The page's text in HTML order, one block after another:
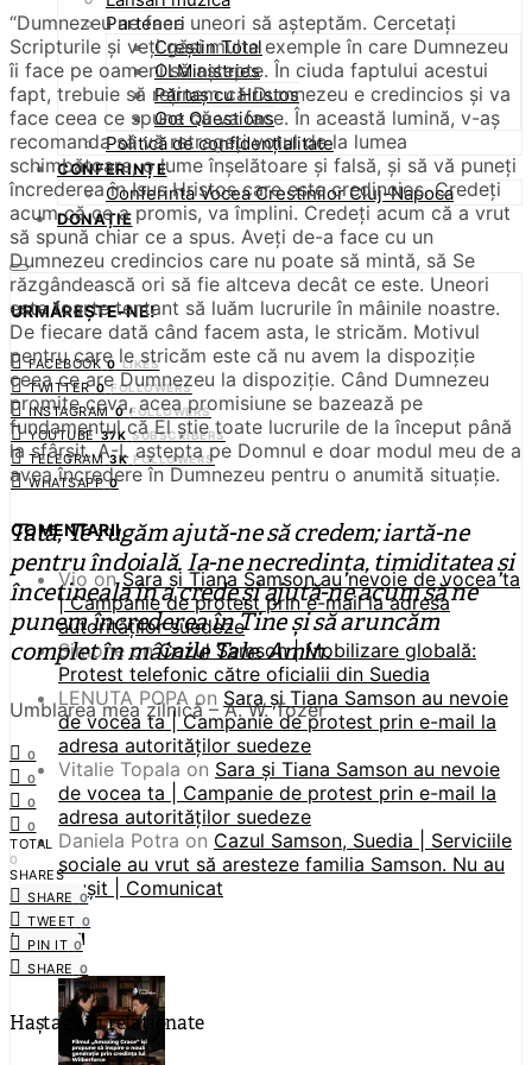
Parteneri
Creștin Total
OLMinistries
Părtaș cu Hristos
Got Questions
Politică de confidențialitate
CONFERINȚE
Conferinta Vocea Crestinilor Cluj-Napoca
DONAȚIE
URMĂREȘTE-NE!
FACEBOOK 0 LIKES
TWITTER 0 FOLLOWERS
INSTAGRAM 0 FOLLOWERS
YOUTUBE 37K SUBSCRIBERS
TELEGRAM 3K FOLLOWERS
WHATSAPP 0
COMENTARII
Vio onSara și Tiana Samson au nevoie de vocea ta
| Campanie de protest prin e-mail la adresa
autorităților suedeze
Simone onCazul Samson | Mobilizare globală:
Protest telefonic către oficialii din Suedia
LENUTA POPA on Sara și Tiana Samson au nevoie
de vocea ta | Campanie de protest prin e-mail la
adresa autorităților suedeze
Vitalie Topala on Sara și Tiana Samson au nevoie
de vocea ta | Campanie de protest prin e-mail la
adresa autorităților suedeze
Daniela Potra on Cazul Samson, Suedia | Serviciile
sociale au vrut să aresteze familia Samson. Nu au
reușit | Comunicat
NOUTĂȚI
“Dumnezeu ne face uneori să așteptăm. Cercetați
Scripturile și veți găsi multe exemple în care Dumnezeu
îi face pe oameni să aștepte. În ciuda faptului acestui
fapt, trebuie să reținem că Dumnezeu e credincios și va
face ceea ce spune că va face. În această lumină, v-aș
recomanda să vă retrageți votul de la lumea
schimbătoare, o lume înșelătoare și falsă, și să vă puneți
încrederea în Isus Hristos care este credincios. Credeți
acum că ce a promis, va împlini. Credeți acum că a vrut
să spună chiar ce a spus. Aveți de-a face cu un
Dumnezeu credincios care nu poate să mintă, să Se
răzgândească ori să fie altceva decât ce este. Uneori
este foarte tentant să luăm lucrurile în mâinile noastre.
De fiecare dată când facem asta, le stricăm. Motivul
pentru care le stricăm este că nu avem la dispoziție
ceea ce are Dumnezeu la dispoziție. Când Dumnezeu
promite ceva, acea promisiune se bazează pe
fundamentul că El știe toate lucrurile de la început până
la sfârșit. A-L aștepta pe Domnul e doar modul meu de a
avea încredere în Dumnezeu pentru o anumită situație.
Tată, Te rugăm ajută-ne să credem; iartă-ne
pentru îndoială. Ia-ne necredința, timiditatea și
încetineala în a crede și ajută-ne acum să ne
punem încrederea în Tine și să aruncăm
complet în mâinile Tale. Amin.
Umblarea mea zilnică – A. W. Tozer
0
0
0
0
TOTAL
0
SHARES
SHARE 0
TWEET 0
PIN IT 0
SHARE 0
Haștag-uri relaționate